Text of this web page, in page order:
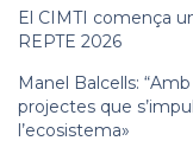
El CIMTI comença
REPTE 2026
Manel Balcells:
projectes que
l’ecosistema»